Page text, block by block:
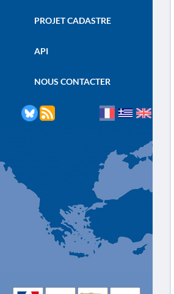
PROJET CADASTRE
API
NOUS CONTACTER